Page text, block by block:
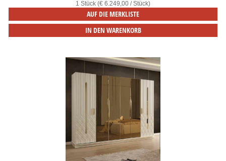
1 Stück (€ 6.249,00 / Stück)
AUF DIE MERKLISTE
IN DEN WARENKORB